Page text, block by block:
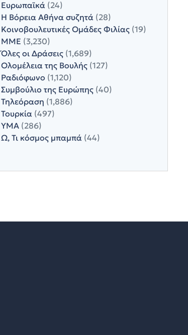
Ευρωπαϊκά(24)
Η Βόρεια Αθήνα συζητά(28)
Κοινοβουλευτικές Ομάδες Φιλίας(19)
ΜΜΕ (3,230)
Όλες οι Δράσεις(1,689)
Ολομέλεια της Βουλής(127)
Ραδιόφωνο (1,120)
Συμβούλιο της Ευρώπης(40)
Τηλεόραση (1,886)
Τουρκία(497)
ΥΜΑ(286)
Ω, Τι κόσμος μπαμπά(44)